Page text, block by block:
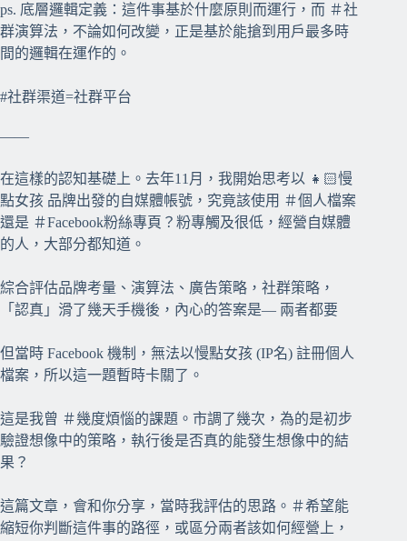
ps. 底層邏輯定義：這件事基於什麼原則而運行，而 ＃社
群演算法，不論如何改變，正是基於能搶到用戶最多時
間的邏輯在運作的。
#社群渠道=社群平台
——
在這樣的認知基礎上。去年11月，我開始思考以 👧🏻慢
點女孩 品牌出發的自媒體帳號，究竟該使用 ＃個人檔案
還是 ＃Facebook粉絲專頁？粉專觸及很低，經營自媒體
的人，大部分都知道。
綜合評估品牌考量、演算法、廣告策略，社群策略，
「認真」滑了幾天手機後，內心的答案是— 兩者都要
但當時 Facebook 機制，無法以慢點女孩 (IP名) 註冊個人
檔案，所以這一題暫時卡關了。
這是我曾 ＃幾度煩惱的課題。市調了幾次，為的是初步
驗證想像中的策略，執行後是否真的能發生想像中的結
果？
這篇文章，會和你分享，當時我評估的思路。＃希望能
縮短你判斷這件事的路徑，或區分兩者該如何經營上，